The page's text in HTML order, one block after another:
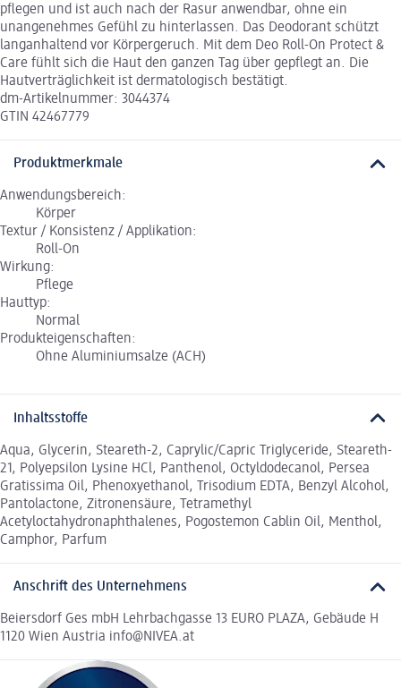
pflegen und ist auch nach der Rasur anwendbar, ohne ein
unangenehmes Gefühl zu hinterlassen. Das Deodorant schützt
langanhaltend vor Körpergeruch. Mit dem Deo Roll-On Protect &
Care fühlt sich die Haut den ganzen Tag über gepflegt an. Die
Hautverträglichkeit ist dermatologisch bestätigt.
dm-Artikelnummer: 3044374
GTIN 42467779
Produktmerkmale
Anwendungsbereich:
Körper
Textur / Konsistenz / Applikation:
Roll-On
Wirkung:
Pflege
Hauttyp:
Normal
Produkteigenschaften:
Ohne Aluminiumsalze (ACH)
Inhaltsstoffe
Aqua, Glycerin, Steareth-2, Caprylic/Capric Triglyceride, Steareth-
21, Polyepsilon Lysine HCl, Panthenol, Octyldodecanol, Persea
Gratissima Oil, Phenoxyethanol, Trisodium EDTA, Benzyl Alcohol,
Pantolactone, Zitronensäure, Tetramethyl
Acetyloctahydronaphthalenes, Pogostemon Cablin Oil, Menthol,
Camphor, Parfum
Anschrift des Unternehmens
Beiersdorf Ges mbH Lehrbachgasse 13 EURO PLAZA, Gebäude H
1120 Wien Austria info@NIVEA.at